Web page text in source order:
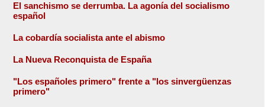
El sanchismo se derrumba. La agonía del socialismo
español
La cobardía socialista ante el abismo
La Nueva Reconquista de España
"Los españoles primero" frente a "los sinvergüenzas
primero"